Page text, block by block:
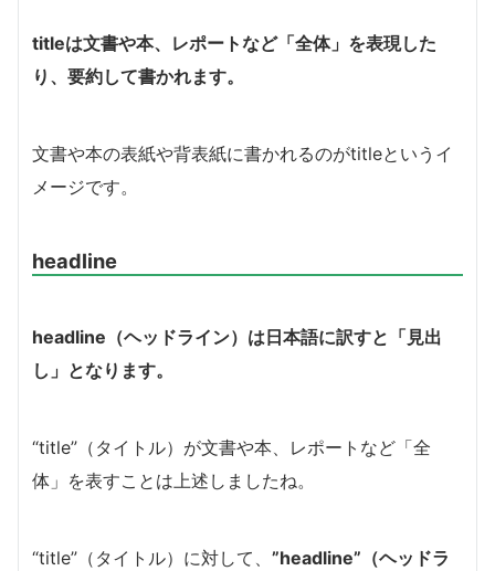
titleは文書や本、レポートなど「全体」を表現した
り、要約して書かれます。
文書や本の表紙や背表紙に書かれるのがtitleというイ
メージです。
headline
headline（ヘッドライン）は日本語に訳すと「見出
し」となります。
“title”（タイトル）が文書や本、レポートなど「全
体」を表すことは上述しましたね。
“title”（タイトル）に対して、 ”headline”（ヘッドラ